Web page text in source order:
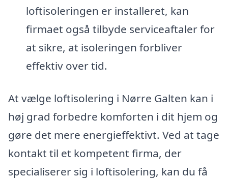
loftisoleringen er installeret, kan
firmaet også tilbyde serviceaftaler for
at sikre, at isoleringen forbliver
effektiv over tid.
At vælge loftisolering i Nørre Galten kan i
høj grad forbedre komforten i dit hjem og
gøre det mere energieffektivt. Ved at tage
kontakt til et kompetent firma, der
specialiserer sig i loftisolering, kan du få